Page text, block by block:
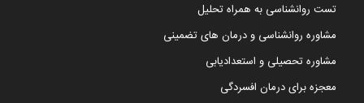
تست روانشناسی به همراه تحلیل
مشاوره روانشناسی و درمان های تضمینی
مشاوره تحصیلی و استعدادیابی
معجزه برای درمان افسردگی